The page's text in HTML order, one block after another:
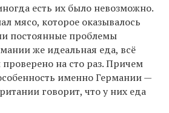
есть их было невозможно.
мясо, которое оказывалось
постоянные проблемы
же идеальная еда, всё
на сто раз. Причем
именно Германии —
говорит, что у них еда